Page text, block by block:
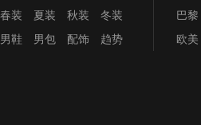
春装
夏装 秋装
冬装
男鞋
男包 配饰 趋势
巴黎
欧美